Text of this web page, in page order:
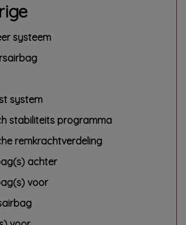
systeem
system
stabiliteits programma
remkrachtverdeling
achter
voor